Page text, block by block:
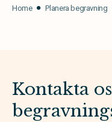
Home Planera begravning
Kontakta